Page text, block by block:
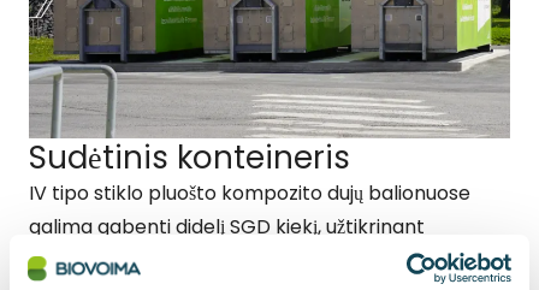
Sudėtinis konteineris
IV tipo stiklo pluošto kompozito dujų balionuose
galima gabenti didelį SGD kiekį, užtikrinant
mažiausią masę ir didžiausią saugumą, be to, jie turi